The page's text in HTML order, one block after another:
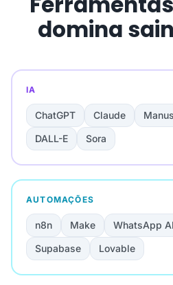
domina
IA
ChatGPT Claude Manus
DALL-E
Sora
AUTOMAÇÕES
n8n Make WhatsApp
Supabase
Lovable